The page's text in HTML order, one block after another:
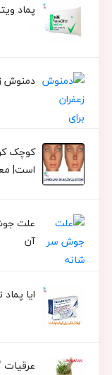
پماد
دمنوش
کوچک
است|
علت
آن
ایا